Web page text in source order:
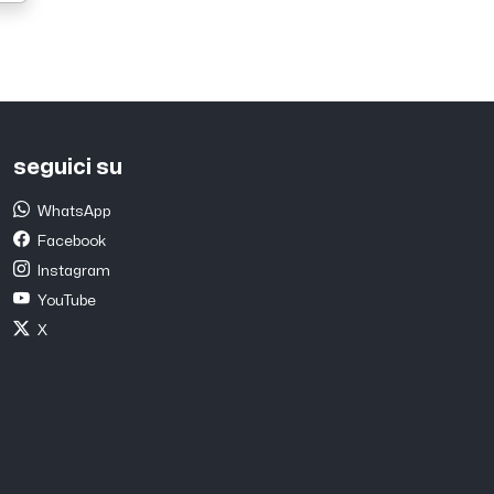
seguici su
WhatsApp
Facebook
Instagram
YouTube
X